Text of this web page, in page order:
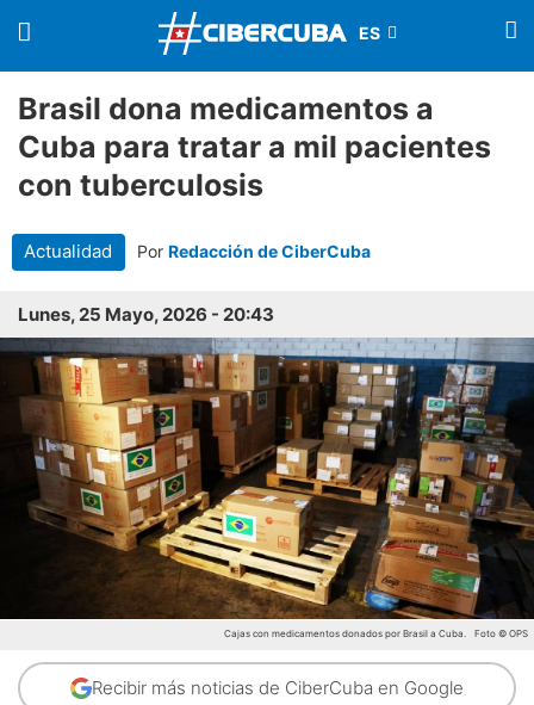
Brasil dona medicamentos a
Cuba para tratar a mil pacientes
con tuberculosis
Actualidad Por Redacción de CiberCuba
Lunes, 25 Mayo, 2026 - 20:43
Cajas con medicamentos donados por Brasil a Cuba. Foto © OPS
Recibir más noticias de CiberCuba en Google